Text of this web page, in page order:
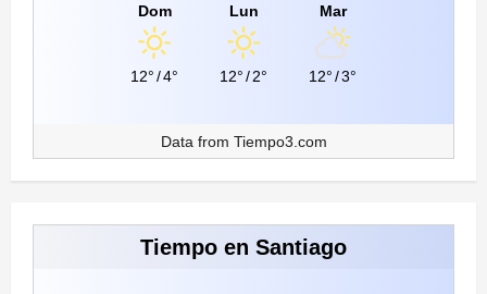
Dom
12°/4°
Lun
12°/2°
Mar
12°/3°
Data from Tiempo3.com
Tiempo en Santiago